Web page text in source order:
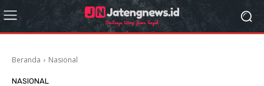
Beranda Nasional
NASIONAL